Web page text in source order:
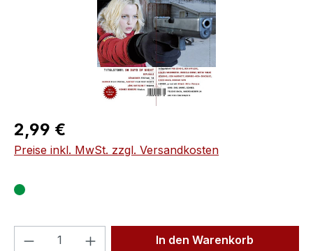
Regulärer Preis:
2,99 €
Preise inkl. MwSt. zzgl. Versandkosten
Produkt Anzahl: Gib denIn den Warenkorb